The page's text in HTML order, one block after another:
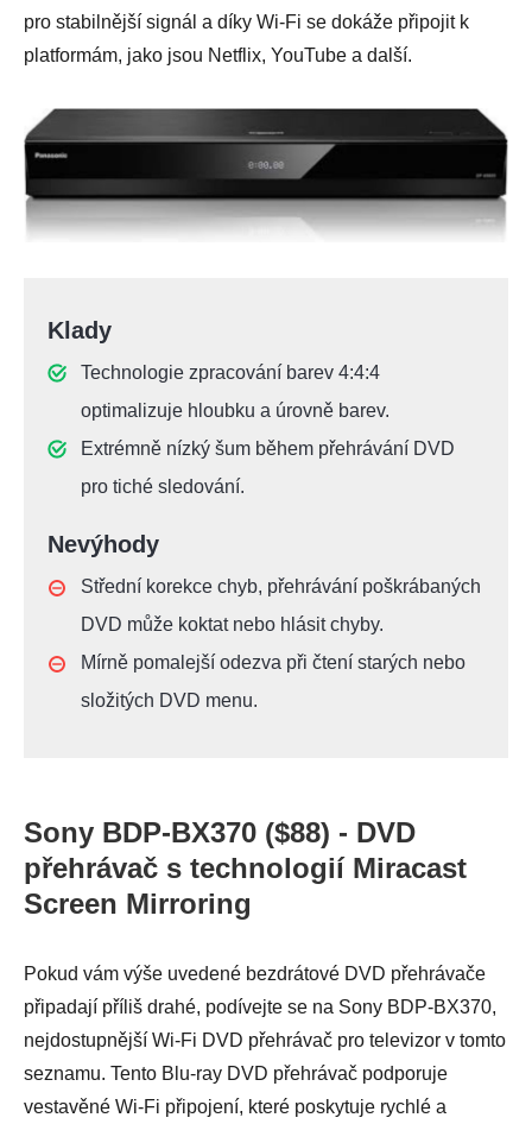
pro stabilnější signál a díky Wi-Fi se dokáže připojit k
platformám, jako jsou Netflix, YouTube a další.
Klady
Technologie zpracování barev 4:4:4
optimalizuje hloubku a úrovně barev.
Extrémně nízký šum během přehrávání DVD
pro tiché sledování.
Nevýhody
Střední korekce chyb, přehrávání poškrábaných
DVD může koktat nebo hlásit chyby.
Mírně pomalejší odezva při čtení starých nebo
složitých DVD menu.
Sony BDP-BX370 ($88) - DVD
přehrávač s technologií Miracast
Screen Mirroring
Pokud vám výše uvedené bezdrátové DVD přehrávače
připadají příliš drahé, podívejte se na Sony BDP-BX370,
nejdostupnější Wi-Fi DVD přehrávač pro televizor v tomto
seznamu. Tento Blu-ray DVD přehrávač podporuje
vestavěné Wi-Fi připojení, které poskytuje rychlé a